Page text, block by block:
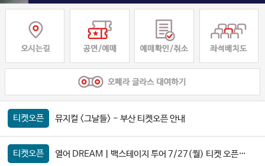
티켓오픈 뮤지컬 <그날들> - 부산 티켓오픈 안내
티켓오픈 열어 DREAMㅣ백스테이지 투어 7/27(월) 티켓 오픈 안내